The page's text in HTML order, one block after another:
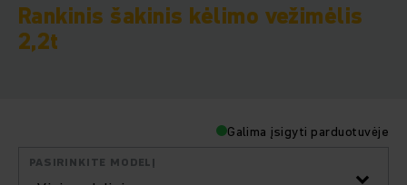
Rankinis šakinis kėlimo vežimėlis
2,2t
Galima įsigyti parduotuvėje
PASIRINKITE MODELĮ